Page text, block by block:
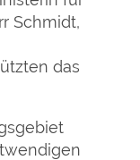
Schmidt,
das